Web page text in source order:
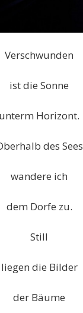
Verschwunden
ist die Sonne
unterm Horizont.
des Sees
wandere ich
dem Dorfe zu.
Still
liegen die Bilder
der Bäume